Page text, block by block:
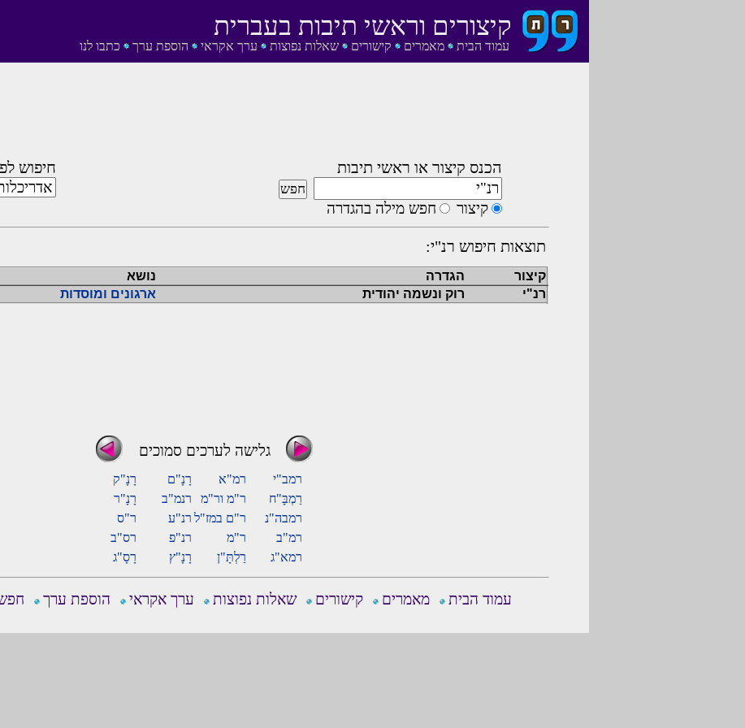
עמוד הבית מאמרים קישורים שאלות נפוצות ערך אקראי הוספת ערך כתבו לנו
קיצורים וראשי תיבות בעברית
הכנס קיצור או ראשי תיבות
קיצור חפש מילה בהגדרה
חיפוש
תוצאות חיפוש רנ"י:
קיצור הגדרה נושא
רנ"י
רוק ונשמה יהודית ארגונים ומוסדות
גלישה לערכים סמוכים
רמב"י רמ"א רָנָ"ם
רָנָ"ק
רַמְבָּ"ח
ר"מ ור"מ רנמ"ב
רָנָ"ר
רמבה"נ
ר"ם במז"ל רנ"ע
ר"ס
רמ"ב
ר"מ רנ"פ
רס"ב
רמא"ג
רַלְתָּ"ן רָנָ"ץ רָסָ"ג
עמוד הבית מאמרים קישורים שאלות נפוצות ערך אקראי הוספת ערך